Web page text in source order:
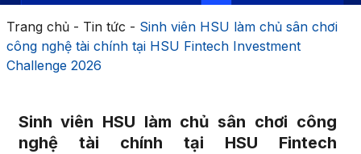
Trang chủ- Tin tức - Sinh viên HSU làm chủ sân chơi
công nghệ tài chính tại HSU Fintech Investment
Challenge 2026
Sinh viên HSU làm chủ sân chơi công
nghệ tài chính tại HSU Fintech